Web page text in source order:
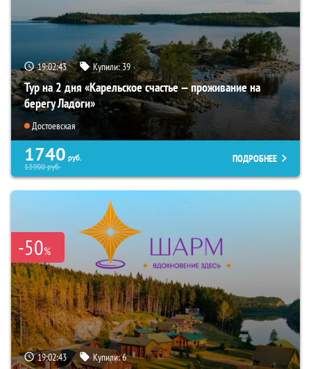
19:02:42 Купили:39
Тур на 2 дня «Карельское счастье — проживание на
берегу Ладоги»
Достоевская
1740 руб.
13900руб.
ПОДРОБНЕЕ
-50%
19:02:42 Купили:6